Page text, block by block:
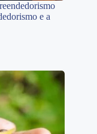
e a